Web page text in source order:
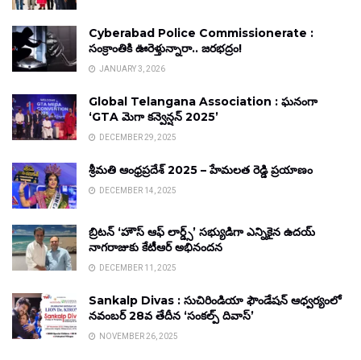
Cyberabad Police Commissionerate :
సంక్రాంతికి ఊరెళ్తున్నారా.. జరభద్రం!
JANUARY 3, 2026
Global Telangana Association : ఘనంగా
‘GTA మెగా కన్వెన్షన్ 2025’
DECEMBER 29, 2025
శ్రీమతి ఆంధ్రప్రదేశ్ 2025 – హేమలత రెడ్డి ప్రయాణం
DECEMBER 14, 2025
బ్రిటన్ ‘హౌస్ ఆఫ్ లార్డ్స్’ సభ్యుడిగా ఎన్నికైన ఉదయ్
నాగరాజుకు కేటీఆర్ అభినందన
DECEMBER 11, 2025
Sankalp Divas : సుచిరిండియా ఫౌండేషన్ ఆధ్వర్యంలో
నవంబర్ 28వ తేదీన ‘సంకల్ప్ దివాస్’
NOVEMBER 26, 2025